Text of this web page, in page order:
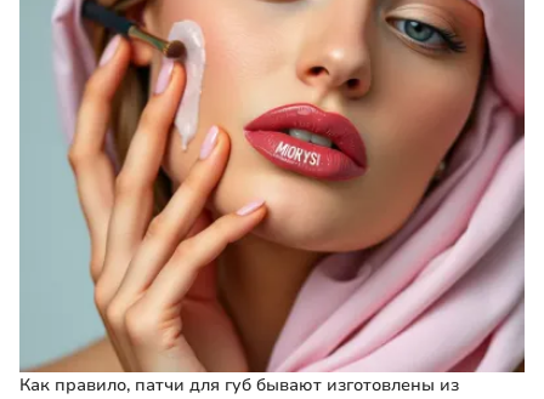
Как правило, патчи для губ бывают изготовлены из